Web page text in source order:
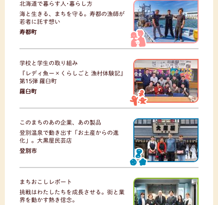
北海道で暮らす人･暮らし方
海と生きる、まちを守る。寿都の漁師が
若者に託す想い
寿都町
学校と学生の取り組み
『レディ魚ー×くらしごと 漁村体験記』
第15弾 羅臼町
羅臼町
このまちのあの企業、あの製品
登別温泉で動き出す「お土産からの進
化」。大黒屋民芸店
登別市
まちおこしレポート
挑戦はわたしたちを成長させる。街と業
界を動かす熱き信念。